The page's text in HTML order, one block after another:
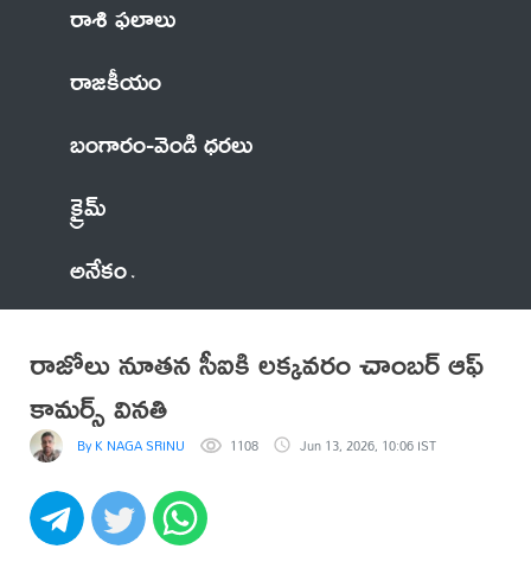
రాశి ఫలాలు
రాజకీయం
బంగారం-వెండి ధరలు
క్రైమ్
అనేకం
రాజోలు నూతన సీఐకి లక్కవరం చాంబర్ ఆఫ్
కామర్స్ వినతి
By K NAGA SRINU 1108 Jun 13, 2026, 10:06 IST